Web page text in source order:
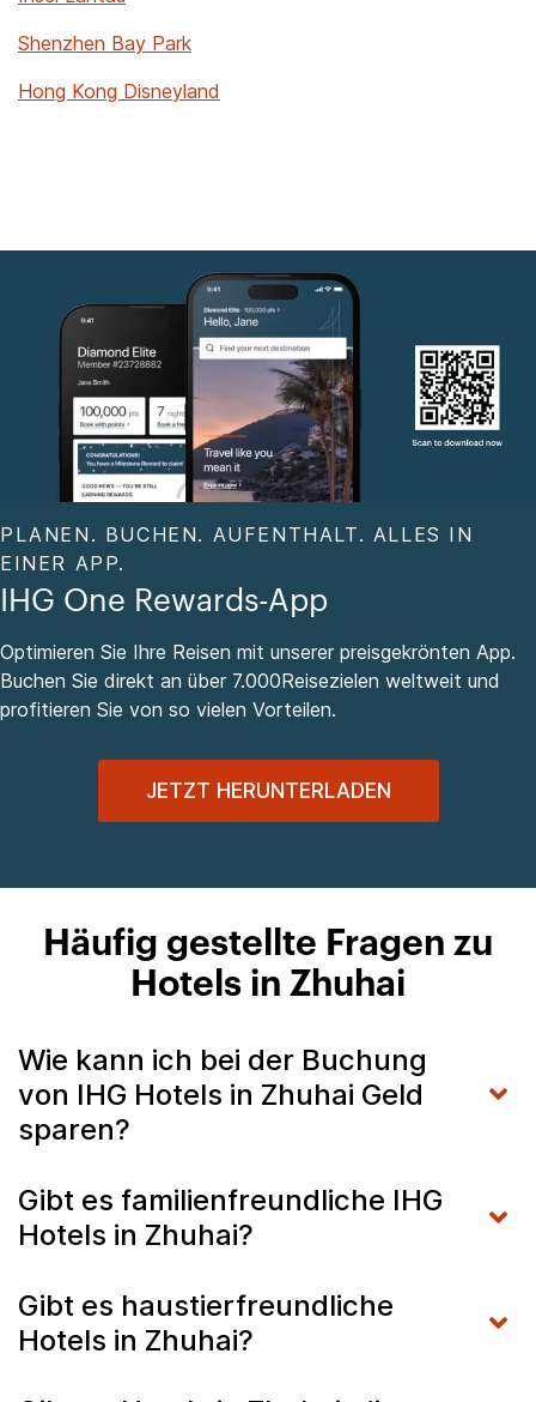
Shenzhen Bay Park
Hong Kong Disneyland
PLANEN. BUCHEN. AUFENTHALT. ALLES IN
EINER APP.
IHG One Rewards-App
Optimieren Sie Ihre Reisen mit unserer preisgekrönten App.
Buchen Sie direkt an über 7.000Reisezielen weltweit und
profitieren Sie von so vielen Vorteilen.
JETZT HERUNTERLADEN
Häufig gestellte Fragen zu
Hotels in Zhuhai
Wie kann ich bei der Buchung
von IHG Hotels in Zhuhai Geld
sparen?
Gibt es familienfreundliche IHG
Hotels in Zhuhai?
Gibt es haustierfreundliche
Hotels in Zhuhai?